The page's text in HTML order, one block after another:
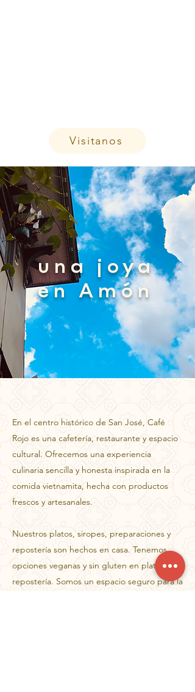
Visitanos
una joya
en Amón
En el centro histórico de San José, Café
Rojo es una cafetería, restaurante y espacio
cultural. Ofrecemos una experiencia
culinaria sencilla y honesta inspirada en la
comida vietnamita, hecha con productos
frescos y artesanales.
Nuestros platos, siropes, preparaciones y
repostería son hechos en casa. Tenemos
opciones veganas y sin gluten en platos y
repostería. Somos un espacio seguro para la